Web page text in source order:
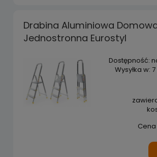
Drabina Aluminiowa
Jednostronna Eurostyl
Dostępność:
Wysyłka w: